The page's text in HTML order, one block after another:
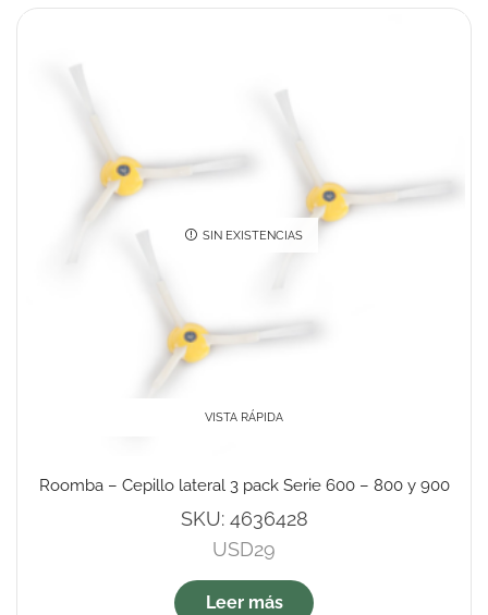
SIN EXISTENCIAS
VISTA RÁPIDA
Roomba – Cepillo lateral 3 pack Serie 600 – 800 y 900
SKU: 4636428
USD29
Leer más